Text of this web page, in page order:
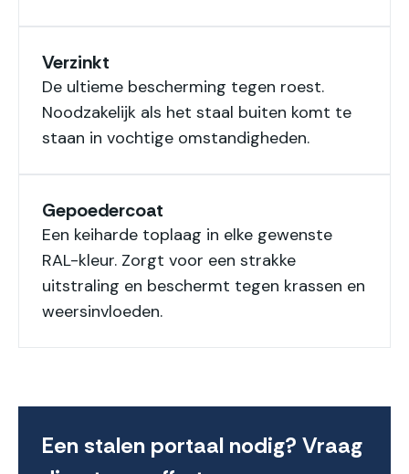
Verzinkt
De ultieme bescherming tegen roest.
Noodzakelijk als het staal buiten komt te
staan in vochtige omstandigheden.
Gepoedercoat
Een keiharde toplaag in elke gewenste
RAL-kleur. Zorgt voor een strakke
uitstraling en beschermt tegen krassen en
weersinvloeden.
Een stalen portaal nodig? Vraag